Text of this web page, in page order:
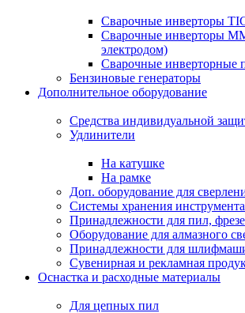
Сварочные инверторы
Сварочные инверторы
электродом)
Сварочные инверторные
Бензиновые генераторы
Дополнительное оборудование
Средства индивидуальной
Удлинители
На катушке
На рамке
Доп. оборудование для
Системы хранения инструмента
Принадлежности для пил,
Оборудование для алмазного
Принадлежности для
Сувенирная и рекламная
Оснастка и расходные материалы
Для цепных пил